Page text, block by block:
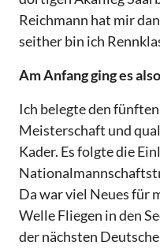
Reichmann hat mir
seither bin ich
Am Anfang ging es
Ich belegte den
Meisterschaft und
Kader. Es folgte die
Da war viel Neues für
Welle Fliegen in den
der nächsten